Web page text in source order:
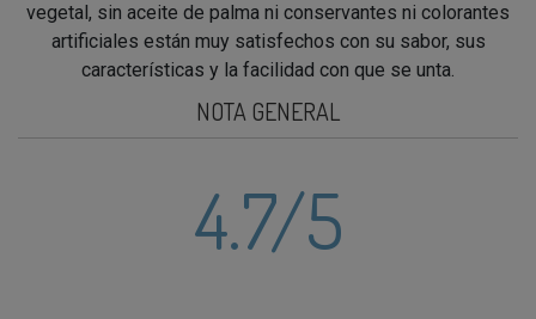
vegetal, sin aceite de palma ni conservantes ni colorantes
artificiales están muy satisfechos con su sabor, sus
características y la facilidad con que se unta.
NOTA GENERAL
4.7/5